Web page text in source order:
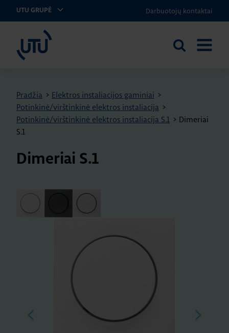
UTU GRUPĖ Darbuotojų kontaktai
UTU Lithuania
Ieškoti
Pradžia > Elektros instaliacijos gaminiai >
Potinkinė/virštinkinė elektros instaliacija >
Potinkinė/virštinkinė elektros instaliacija S.1 > Dimeriai
S.1
Dimeriai S.1